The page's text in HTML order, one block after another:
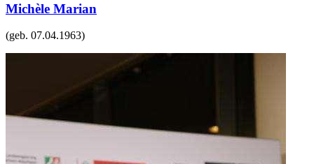
Michèle Marian
(geb. 07.04.1963)